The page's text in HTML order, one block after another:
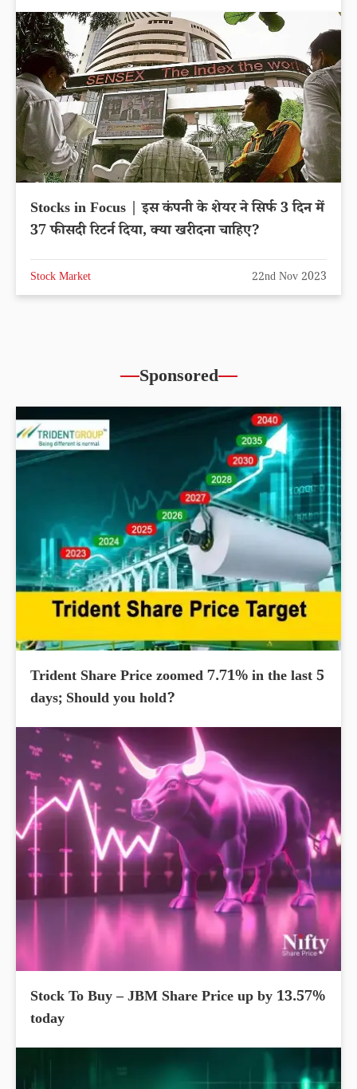
Stocks in Focus | इस कंपनी के शेयर ने सिर्फ 3 दिन में
37 फीसदी रिटर्न दिया, क्या खरीदना चाहिए?
Stock Market 22nd Nov 2023
Sponsored
Trident Share Price zoomed 7.71% in the last 5
days; Should you hold?
Stock To Buy – JBM Share Price up by 13.57%
today